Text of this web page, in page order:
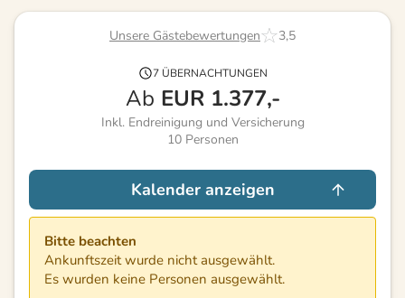
Unsere Gästebewertungen 3,5
7 ÜBERNACHTUNGEN
Ab EUR 1.377,-
Inkl. Endreinigung und Versicherung
10 Personen
Kalender anzeigen
Bitte beachten
Ankunftszeit wurde nicht ausgewählt.
Es wurden keine Personen ausgewählt.